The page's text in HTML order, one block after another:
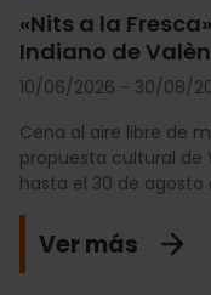
«Nits a la
Indiano de
10/06/2026 - 30/08/
Cena al aire libre de
propuesta cultural de
hasta el 30 de agosto
Ver más